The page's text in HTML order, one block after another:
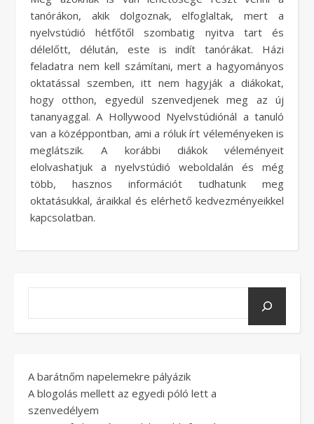
tanórákon, akik dolgoznak, elfoglaltak, mert a
nyelvstúdió hétfőtől szombatig nyitva tart és
délelőtt, délután, este is indít tanórákat. Házi
feladatra nem kell számítani, mert a hagyományos
oktatással szemben, itt nem hagyják a diákokat,
hogy otthon, egyedül szenvedjenek meg az új
tananyaggal. A Hollywood Nyelvstúdiónál a tanuló
van a középpontban, ami a róluk írt véleményeken is
meglátszik. A korábbi diákok véleményeit
elolvashatjuk a nyelvstúdió weboldalán és még
több, hasznos információt tudhatunk meg
oktatásukkal, áraikkal és elérhető kedvezményeikkel
kapcsolatban.
A barátnőm napelemekre pályázik
A blogolás mellett az egyedi póló lett a
szenvedélyem